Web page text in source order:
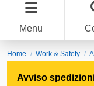
Menu
Home Work & Safety
Avviso